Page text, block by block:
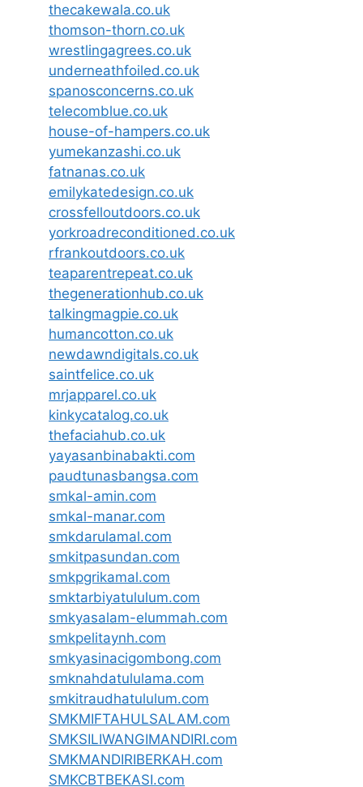
thecakewala.co.uk
thomson-thorn.co.uk
wrestlingagrees.co.uk
underneathfoiled.co.uk
spanosconcerns.co.uk
telecomblue.co.uk
house-of-hampers.co.uk
yumekanzashi.co.uk
fatnanas.co.uk
emilykatedesign.co.uk
crossfelloutdoors.co.uk
yorkroadreconditioned.co.uk
rfrankoutdoors.co.uk
teaparentrepeat.co.uk
thegenerationhub.co.uk
talkingmagpie.co.uk
humancotton.co.uk
newdawndigitals.co.uk
saintfelice.co.uk
mrjapparel.co.uk
kinkycatalog.co.uk
thefaciahub.co.uk
yayasanbinabakti.com
paudtunasbangsa.com
smkal-amin.com
smkal-manar.com
smkdarulamal.com
smkitpasundan.com
smkpgrikamal.com
smktarbiyatululum.com
smkyasalam-elummah.com
smkpelitaynh.com
smkyasinacigombong.com
smknahdatululama.com
smkitraudhatululum.com
SMKMIFTAHULSALAM.com
SMKSILIWANGIMANDIRI.com
SMKMANDIRIBERKAH.com
SMKCBTBEKASI.com